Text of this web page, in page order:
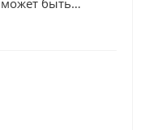
быть
благодаря
обойм,